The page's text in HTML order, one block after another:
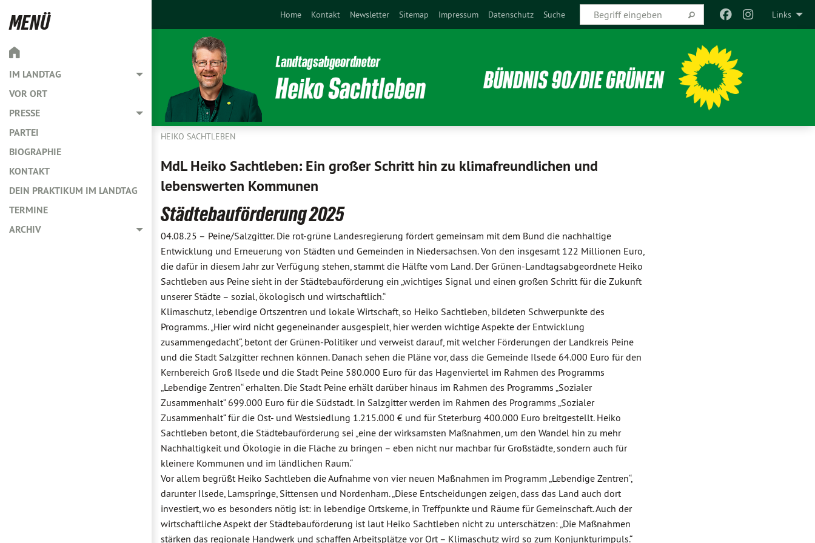
MENÜ
IM LANDTAG Toggle menu
VOR ORT
PRESSE
Toggle menu
PARTEI
BIOGRAPHIE
KONTAKT
DEIN PRAKTIKUM IM LANDTAG
TERMINE
ARCHIV
Toggle menu
Links
Home Kontakt Newsletter Sitemap Impressum Datenschutz Suche
HEIKO SACHTLEBEN
MdL Heiko Sachtleben: Ein großer Schritt hin zu klimafreundlichen und
lebenswerten Kommunen
Städtebauförderung 2025
04.08.25 – Peine/Salzgitter. Die rot-grüne Landesregierung fördert gemeinsam mit dem Bund die nachhaltige
Entwicklung und Erneuerung von Städten und Gemeinden in Niedersachsen. Von den insgesamt 122 Millionen Euro,
die dafür in diesem Jahr zur Verfügung stehen, stammt die Hälfte vom Land. Der Grünen-Landtagsabgeordnete Heiko
Sachtleben aus Peine sieht in der Städtebauförderung ein „wichtiges Signal und einen großen Schritt für die Zukunft
unserer Städte – sozial, ökologisch und wirtschaftlich.“
Klimaschutz, lebendige Ortszentren und lokale Wirtschaft, so Heiko Sachtleben, bildeten Schwerpunkte des
Programms. „Hier wird nicht gegeneinander ausgespielt, hier werden wichtige Aspekte der Entwicklung
zusammengedacht“, betont der Grünen-Politiker und verweist darauf, mit welcher Förderungen der Landkreis Peine
und die Stadt Salzgitter rechnen können. Danach sehen die Pläne vor, dass die Gemeinde Ilsede 64.000 Euro für den
Kernbereich Groß Ilsede und die Stadt Peine 580.000 Euro für das Hagenviertel im Rahmen des Programms
„Lebendige Zentren“ erhalten. Die Stadt Peine erhält darüber hinaus im Rahmen des Programms „Sozialer
Zusammenhalt“ 699.000 Euro für die Südstadt. In Salzgitter werden im Rahmen des Programms „Sozialer
Zusammenhalt“ für die Ost- und Westsiedlung 1.215.000 € und für Steterburg 400.000 Euro breitgestellt. Heiko
Sachtleben betont, die Städtebauförderung sei „eine der wirksamsten Maßnahmen, um den Wandel hin zu mehr
Nachhaltigkeit und Ökologie in die Fläche zu bringen – eben nicht nur machbar für Großstädte, sondern auch für
kleinere Kommunen und im ländlichen Raum.“
Vor allem begrüßt Heiko Sachtleben die Aufnahme von vier neuen Maßnahmen im Programm „Lebendige Zentren“,
darunter Ilsede, Lamspringe, Sittensen und Nordenham. „Diese Entscheidungen zeigen, dass das Land auch dort
investiert, wo es besonders nötig ist: in lebendige Ortskerne, in Treffpunkte und Räume für Gemeinschaft. Auch der
wirtschaftliche Aspekt der Städtebauförderung ist laut Heiko Sachtleben nicht zu unterschätzen: „Die Maßnahmen
stärken das regionale Handwerk und schaffen Arbeitsplätze vor Ort – Klimaschutz wird so zum Konjunkturimpuls.“